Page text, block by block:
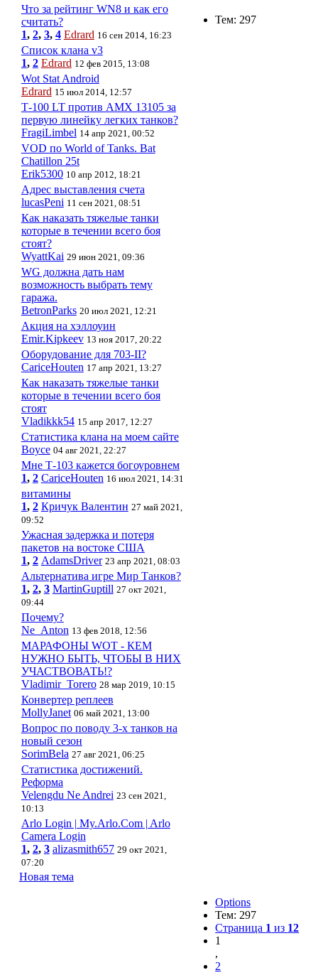
Тем: 297
Что за рейтинг WN8 и как его
считать?
1, 2, 3, 4 Edrard 16 сен 2014, 16:23
Список клана v3
1, 2 Edrard 12 фев 2015, 13:08
Wot Stat Android
Edrard 15 июл 2014, 12:57
Т-100 LT против AMX 13105 за
первую линейку легких танков?
FragiLimbel 14 апр 2021, 00:52
VOD по World of Tanks. Bat
Chatillon 25t
Erik5300 10 апр 2012, 18:21
Адрес выставления счета
lucasPeni 11 сен 2021, 08:51
Как наказать тяжелые танки
которые в течении всего боя
стоят?
WyattKai 29 июн 2021, 09:36
WG должна дать нам
возможность выбрать тему
гаража.
BetronParks 20 июл 2021, 12:21
Акция на хэллоуин
Emir.Kipkeev 13 ноя 2017, 20:22
Оборудование для 703-II?
CariceHouten 17 апр 2021, 13:27
Как наказать тяжелые танки
которые в течении всего боя
стоят
Vladikkk54 15 апр 2017, 12:27
Статистика клана на моем сайте
Boyce 04 авг 2021, 22:27
Мне Т-103 кажется богоуровнем
1, 2 CariceHouten 16 июл 2021, 14:31
витамины
1, 2 Кричук Валентин 27 май 2021,
09:52
Ужасная задержка и потеря
пакетов на востоке США
1, 2 AdamsDriver 23 апр 2021, 08:03
Альтернатива игре Мир Танков?
1, 2, 3 MartinGuptill 27 окт 2021,
09:44
Почему?
Ne_Anton 13 фев 2018, 12:56
МАРАФОНЫ WOT - КЕМ
НУЖНО БЫТЬ, ЧТОБЫ В НИХ
УЧАСТВОВАТЬ!?
Vladimir_Torero 28 мар 2019, 10:15
Конвертер реплеев
MollyJanet 06 май 2021, 13:00
Вопрос по поводу 3-х танков на
новый сезон
SorimBela 27 авг 2021, 06:25
Статистика достижений.
Реформа
Velengdu Ne Andrei 23 сен 2021,
10:13
Arlo Login | My.Arlo.Com | Arlo
Camera Login
1, 2, 3 alizasmith657 29 окт 2021,
07:20
Новая тема
Options
Тем: 297
Страница 1 из 12
1
,
2